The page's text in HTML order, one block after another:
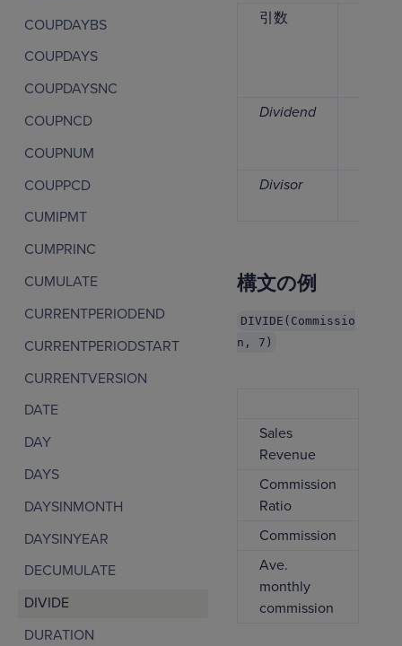
COUPDAYBS
COUPDAYS
COUPDAYSNC
COUPNCD
COUPNUM
COUPPCD
CUMIPMT
CUMPRINC
CUMULATE
CURRENTPERIODEND
CURRENTPERIODSTART
CURRENTVERSION
DATE
DAY
DAYS
DAYSINMONTH
DAYSINYEAR
DECUMULATE
DIVIDE
DURATION
引数
Dividend
Divisor
構文の例
DIVIDE(Commissio
n, 7)
Sales
Revenue
Commission
Ratio
Commission
Ave.
monthly
commission